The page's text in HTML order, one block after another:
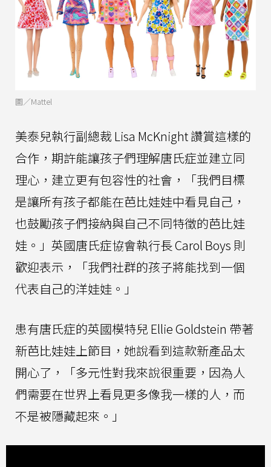
圖／Mattel
美泰兒執行副總裁 Lisa McKnight 讚賞這樣的
合作，期許能讓孩子們理解唐氏症並建立同
理心，建立更有包容性的社會，「我們目標
是讓所有孩子都能在芭比娃娃中看見自己，
也鼓勵孩子們接納與自己不同特徵的芭比娃
娃。」英國唐氏症協會執行長 Carol Boys 則
歡迎表示，「我們社群的孩子將能找到一個
代表自己的洋娃娃。」
患有唐氏症的英國模特兒 Ellie Goldstein 帶著
新芭比娃娃上節目，她說看到這款新產品太
開心了，「多元性對我來說很重要，因為人
們需要在世界上看見更多像我一樣的人，而
不是被隱藏起來。」